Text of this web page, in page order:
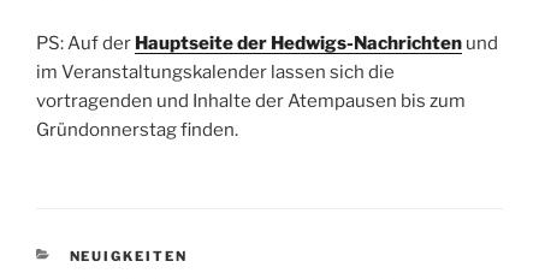
PS: Auf der Hauptseite der Hedwigs-Nachrichten und
im Veranstaltungskalender lassen sich die
vortragenden und Inhalte der Atempausen bis zum
Gründonnerstag finden.
KATEGORIEN
NEUIGKEITEN